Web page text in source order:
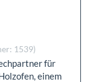
1539)
für
einem